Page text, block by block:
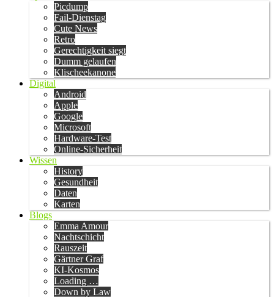
Picdump
Fail-Dienstag
Cute News
Retro
Gerechtigkeit siegt
Dumm gelaufen
Klischeekanone
Digital
Android
Apple
Google
Microsoft
Hardware-Test
Online-Sicherheit
Wissen
History
Gesundheit
Daten
Karten
Blogs
Emma Amour
Nachtschicht
Rauszeit
Gärtner Graf
KI-Kosmos
Loading …
Down by Law